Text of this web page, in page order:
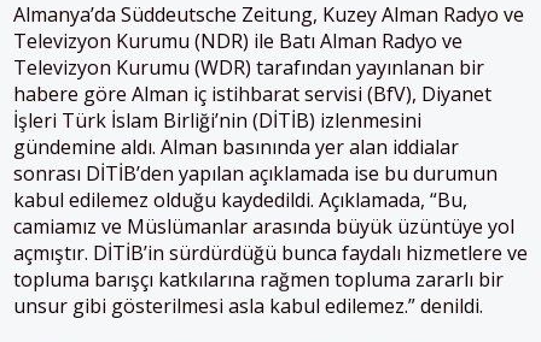
Almanya’da Süddeutsche Zeitung, Kuzey Alman Radyo ve
Televizyon Kurumu (NDR) ile Batı Alman Radyo ve
Televizyon Kurumu (WDR) tarafından yayınlanan bir
habere göre Alman iç istihbarat servisi (BfV), Diyanet
İşleri Türk İslam Birliği’nin (DİTİB) izlenmesini
gündemine aldı. Alman basınında yer alan iddialar
sonrası DİTİB’den yapılan açıklamada ise bu durumun
kabul edilemez olduğu kaydedildi. Açıklamada, “Bu,
camiamız ve ‎Müslümanlar arasında büyük üzüntüye ‎yol
açmıştır. DİTİB’in sürdürdüğü bunca ‎faydalı hizmetlere ve
topluma barışçı ‎katkılarına rağmen topluma zararlı bir
‎unsur gibi gösterilmesi asla kabul ‎edilemez.‎” denildi.